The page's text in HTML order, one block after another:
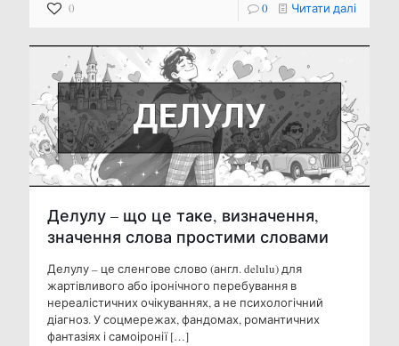
0 0 Читати далі
Делулу – що це таке, визначення,
значення слова простими словами
Делулу – це сленгове слово (англ. delulu) для
жартівливого або іронічного перебування в
нереалістичних очікуваннях, а не психологічний
діагноз. У соцмережах, фандомах, романтичних
фантазіях і самоіронії[…]